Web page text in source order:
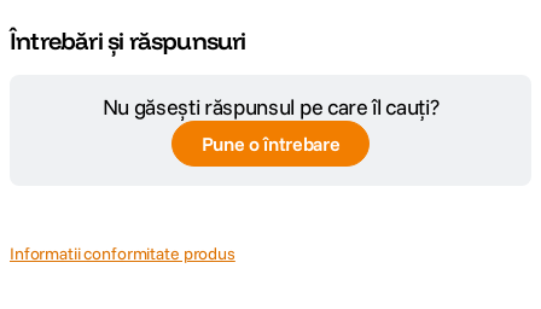
Întrebări și răspunsuri
Nu găsești răspunsul pe care îl cauți?
Pune o întrebare
Informatii conformitate produs